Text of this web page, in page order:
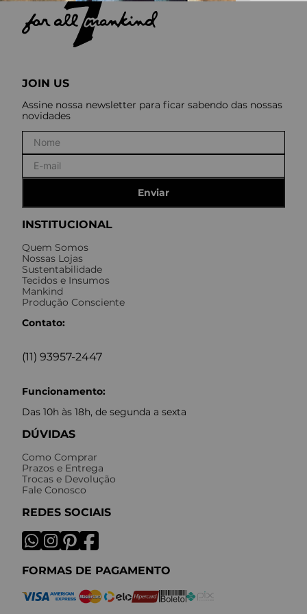
INSTITUCIONAL
Quem Somos
Nossas Lojas
Sustentabilidade
Tecidos e Insumos
Mankind
Produção Consciente
Contato:
(11) 93957-2447
Funcionamento:
Das 10h às 18h, de segunda a sexta
DÚVIDAS
Como Comprar
Prazos e Entrega
Trocas e Devolução
Fale Conosco
REDES SOCIAIS
FORMAS DE PAGAMENTO
JOIN US
Assine nossa newsletter para ficar sabendo das nossas
novidades
Enviar